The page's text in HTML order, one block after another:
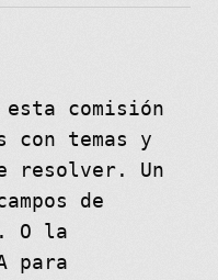
esta comisión
con temas y
resolver. Un
de
O la
para